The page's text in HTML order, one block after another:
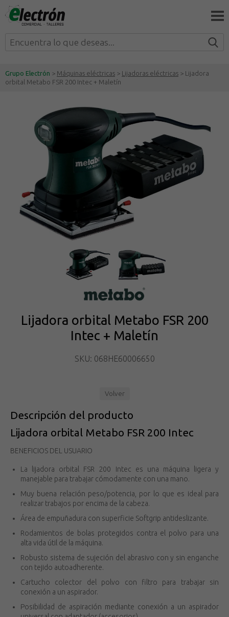
Grupo Electrón > Máquinas eléctricas > Lijadoras eléctricas > Lijadora
orbital Metabo FSR 200 Intec + Maletín
Lijadora orbital Metabo FSR 200
Intec + Maletín
SKU: 068HE60006650
Volver
Descripción del producto
Lijadora orbital Metabo FSR 200 Intec
BENEFICIOS DEL USUARIO
La lijadora orbital FSR 200 Intec es una máquina ligera y
manejable para trabajar cómodamente con una mano.
Muy buena relación peso/potencia, por lo que es ideal para
realizar trabajos por encima de la cabeza.
Área de empuñadura con superficie Softgrip antideslizante.
Rodamientos de bolas protegidos contra el polvo para una
alta vida útil de la máquina.
Robusto sistema de sujeción del abrasivo con y sin enganche
con tejido autoadherente.
Cartucho colector del polvo con filtro para trabajar sin
conexión a un aspirador.
Posibilidad de aspiración mediante conexión a un aspirador